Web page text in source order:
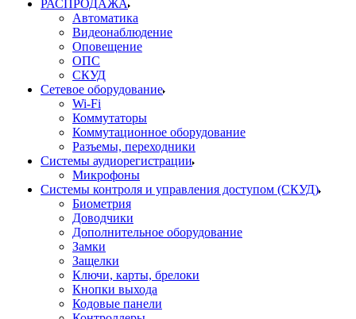
РАСПРОДАЖА
Автоматика
Видеонаблюдение
Оповещение
ОПС
СКУД
Сетевое оборудование
Wi-Fi
Коммутаторы
Коммутационное оборудование
Разъемы, переходники
Системы аудиорегистрации
Микрофоны
Системы контроля и управления доступом (СКУД)
Биометрия
Доводчики
Дополнительное оборудование
Замки
Защелки
Ключи, карты, брелоки
Кнопки выхода
Кодовые панели